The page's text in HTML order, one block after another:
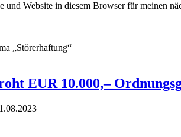
und Website in diesem Browser für meinen
„Störerhaftung“
EUR 10.000,–